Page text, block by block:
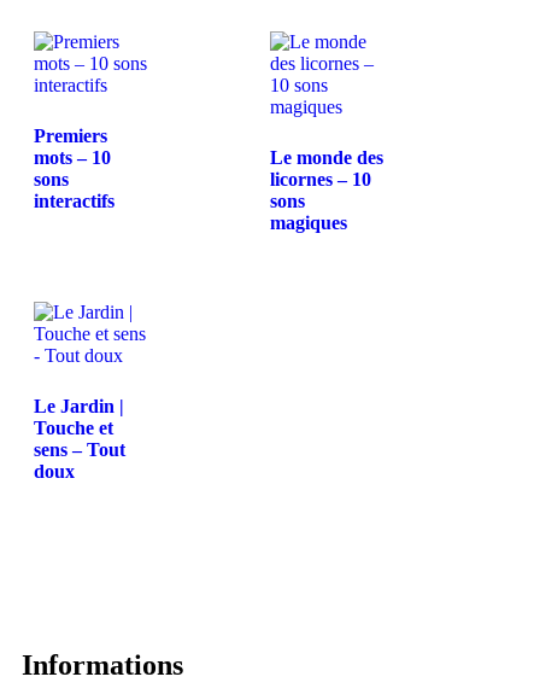
Premiers
mots – 10
sons
interactifs
Le monde des
licornes – 10
sons
magiques
Le Jardin |
Touche et
sens – Tout
doux
Informations